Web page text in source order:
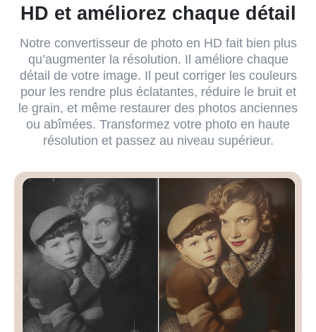
HD et améliorez chaque détail
Notre convertisseur de photo en HD fait bien plus
qu’augmenter la résolution. Il améliore chaque
détail de votre image. Il peut corriger les couleurs
pour les rendre plus éclatantes, réduire le bruit et
le grain, et même restaurer des photos anciennes
ou abîmées. Transformez votre photo en haute
résolution et passez au niveau supérieur.